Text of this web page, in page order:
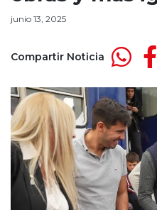
junio 13, 2025
Compartir Noticia